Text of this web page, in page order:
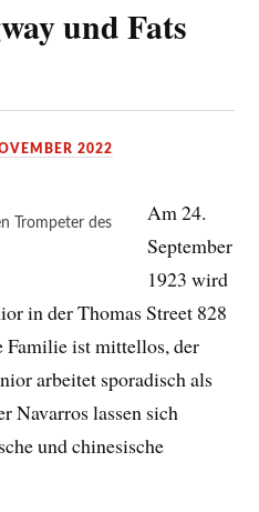
und Fats
2022
Trompeter des
Am 24.
September
1923 wird
in der Thomas Street 828
Familie ist mittellos, der
arbeitet sporadisch als
Navarros lassen sich
und chinesische